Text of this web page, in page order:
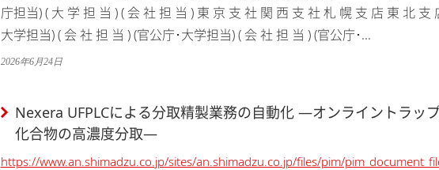
庁担当) ( 大 学 担 当 ) ( 会 社 担 当 ) 東 京 支 社 関 西 支 社 札 幌 支 店 東 北 支
大学担当) ( 会 社 担 当 ) (官公庁･大学担当) ( 会 社 担 当 ) (官公庁･...
2026年6月24日
Nexera UFPLCによる分取精製業務の自動化 —オンライントラッ
化合物の高濃度分取—
https://www.an.shimadzu.co.jp/sites/an.shimadzu.co.jp/files/pim/